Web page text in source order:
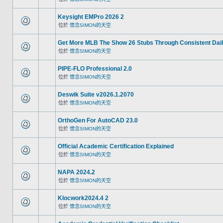
Keysight EMPro 2026 2
位於 懷念SIMON的天空
Get More MLB The Show 26 Stubs Through Consistent
位於 懷念SIMON的天空
PIPE-FLO Professional 2.0
位於 懷念SIMON的天空
Deswik Suite v2026.1.2070
位於 懷念SIMON的天空
OrthoGen For AutoCAD 23.0
位於 懷念SIMON的天空
Official Academic Certification Explained
位於 懷念SIMON的天空
NAPA 2024.2
位於 懷念SIMON的天空
Klocwork2024.4 2
位於 懷念SIMON的天空